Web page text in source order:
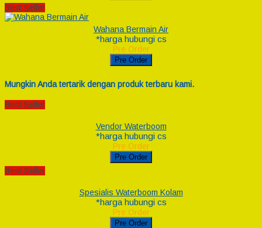
Best Seller
Wahana Bermain Air
*harga hubungi cs
Pre Order
Pre Order
Mungkin Anda tertarik dengan produk terbaru kami.
Best Seller
Vendor Waterboom
*harga hubungi cs
Pre Order
Pre Order
Best Seller
Spesialis Waterboom Kolam
*harga hubungi cs
Pre Order
Pre Order